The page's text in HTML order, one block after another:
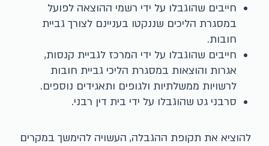
חייבים שהוגבלו על ידי רשמי ההוצאה לפועל
במסגרת הליכים שננקטו בעניינם לצורך גביית
חובות.
חייבים שהוגבלו על ידי המרכז לגביית קנסות,
אגרות והוצאות במסגרת הליכי גביית חובות
לרשויות ממשלתיות ולגופים ותאגידים נוספים.
סרבני גט שהוגבלו על ידי בית דין רבני.
להוציא את תקופת ההגבלה, העשויה להימשך במקרים